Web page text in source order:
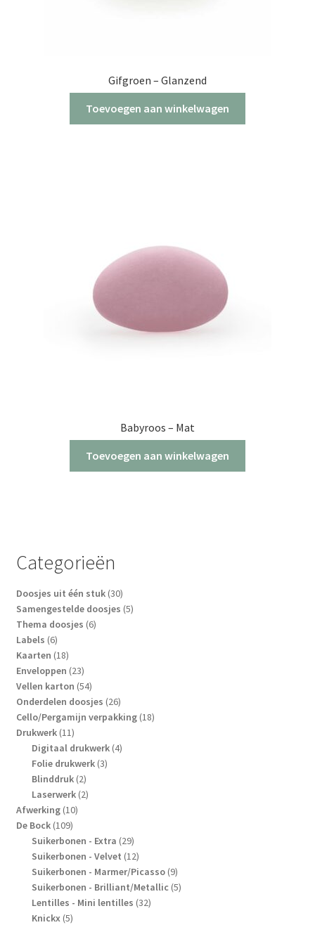
Gifgroen – Glanzend
Toevoegen aan winkelwagen
Babyroos – Mat
Toevoegen aan winkelwagen
Categorieën
Doosjes uit één stuk 3030
producten
Samengestelde doosjes 55
Thema doosjes 66
Labels 66
producten
Kaarten 1818
producten
Enveloppen 2323
producten
Vellen karton 5454
producten
Onderdelen doosjes 2626
producten
Cello/Pergamijn verpakking 1818
Drukwerk 1111
producten
Digitaal drukwerk 44
Folie drukwerk 33
Blinddruk 22
producten
Laserwerk 22
Afwerking 1010
De Bock 109109
producten
Suikerbonen - Extra 2929
producten
Suikerbonen - Velvet 1212
producten
Suikerbonen - Marmer/Picasso 99
producten
Suikerbonen - Brilliant/Metallic 55
Lentilles - Mini lentilles 3232
Knickx 55